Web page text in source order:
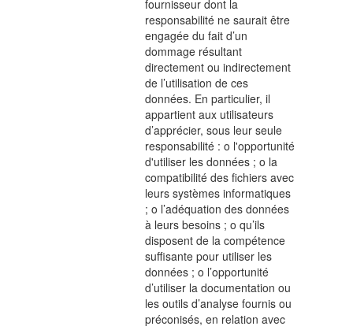
fournisseur dont la
responsabilité ne saurait être
engagée du fait d’un
dommage résultant
directement ou indirectement
de l’utilisation de ces
données. En particulier, il
appartient aux utilisateurs
d’apprécier, sous leur seule
responsabilité : o l'opportunité
d'utiliser les données ; o la
compatibilité des fichiers avec
leurs systèmes informatiques
; o l’adéquation des données
à leurs besoins ; o qu’ils
disposent de la compétence
suffisante pour utiliser les
données ; o l’opportunité
d’utiliser la documentation ou
les outils d’analyse fournis ou
préconisés, en relation avec